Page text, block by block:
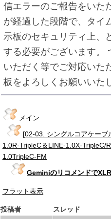
信エラーのご報告をいた
が経過した段階で、タイ
示板のセキュリティ上、
する必要がございます。
いただく等でご対応いた
板をよろしくお願いいた
メイン
[02-03. シングルコアケー
1.0R-TripleC＆LINE-1.0X-TripleC/
1.0TripleC-FM
Geminiのリコメンドで
フラット表示
投稿者
スレッド